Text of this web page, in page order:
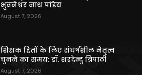
भुवनेश्वर नाथ पांडेय
August 7, 2026
शिक्षक हितों के लिए संघर्षशील नेतृत्व
चुनने का समय: डॉ. शरदेन्दु त्रिपाठी
August 7, 2026